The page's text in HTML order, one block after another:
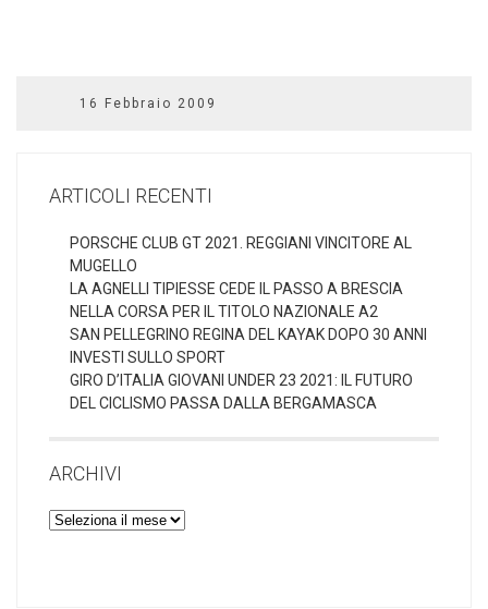
16 Febbraio 2009
ARTICOLI RECENTI
PORSCHE CLUB GT 2021. REGGIANI VINCITORE AL
MUGELLO
LA AGNELLI TIPIESSE CEDE IL PASSO A BRESCIA
NELLA CORSA PER IL TITOLO NAZIONALE A2
SAN PELLEGRINO REGINA DEL KAYAK DOPO 30 ANNI
INVESTI SULLO SPORT
GIRO D’ITALIA GIOVANI UNDER 23 2021: IL FUTURO
DEL CICLISMO PASSA DALLA BERGAMASCA
ARCHIVI
Archivi